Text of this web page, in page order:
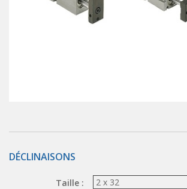
Électrovannes tous fluides
DISTRIBUTEURS
ÉLECTROVANNES DE DÉCOLMATAGE
Électrovannes à jet pulsé
Vannes à jet pulsé
DÉCLINAISONS
Taille :